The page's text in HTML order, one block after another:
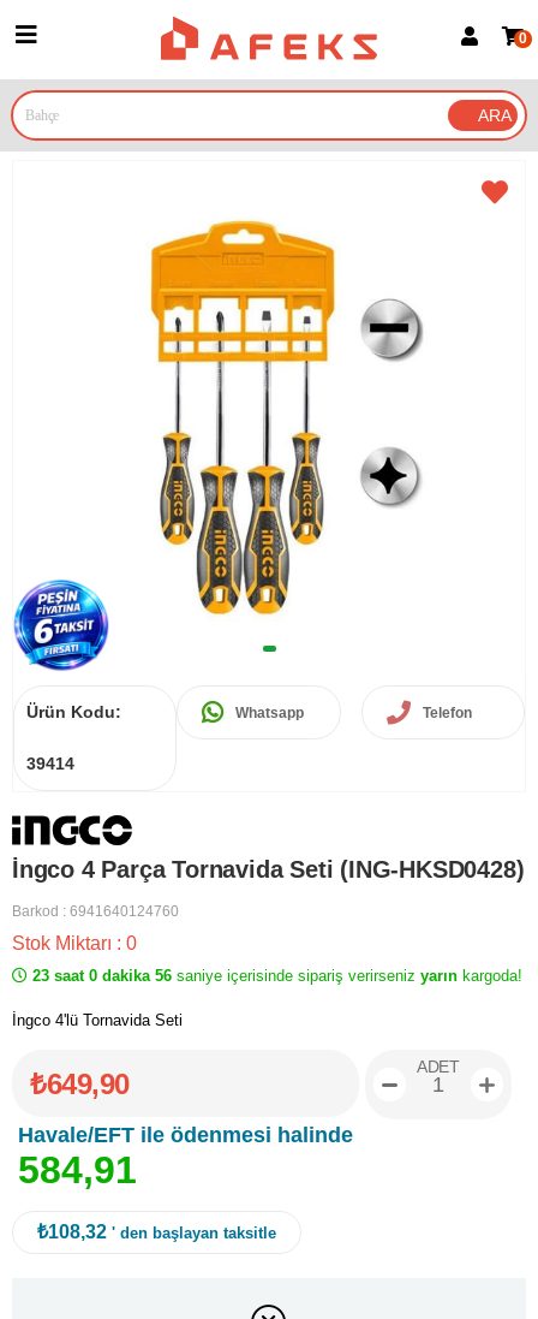
Google İle Bağlan
0
Ürün Kodu:
39414
Whatsapp Telefon
İngco 4 Parça Tornavida Seti (ING-HKSD0428)
Barkod : 6941640124760
Stok Miktarı : 0
23 saat 0 dakika 56 saniye içerisinde sipariş verirseniz yarın kargoda!
İngco 4'lü Tornavida Seti
₺649,90
Havale/EFT ile ödenmesi halinde
584,91
ADET
₺108,32 ' den başlayan taksitle